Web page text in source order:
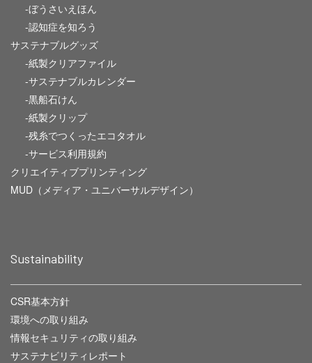
-ぼうさいえほん
-認知症を知ろう
サステナブルグッズ
-紙製クリアファイル
-サステナブルカレンダー
-黒船石けん
-紙製クリップ
-残糸でつくったエコタオル
-サービス利用規約
クリエイティブプリンティング
MUD（メディア・ユニバーサルデザイン）
Sustainability
CSR基本方針
環境への取り組み
情報セキュリティの取り組み
サステナビリティレポート